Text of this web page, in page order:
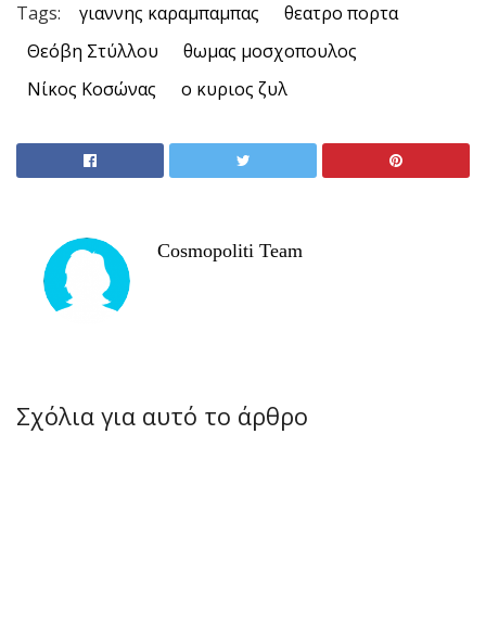
Tags: γιαννης καραμπαμπας
θεατρο πορτα
Θεόβη Στύλλου
θωμας μοσχοπουλος
Νίκος Κοσώνας
ο κυριος ζυλ
Cosmopoliti Team
Σχόλια για αυτό το άρθρο